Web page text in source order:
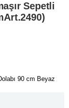
Sepetli
90 cm Beyaz